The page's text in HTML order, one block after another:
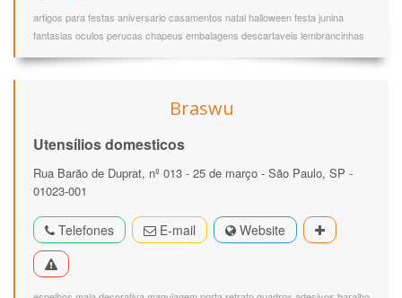
artigos para festas aniversario casamentos natal halloween festa junina
fantasias oculos perucas chapeus embalagens descartaveis lembrancinhas
Braswu
Utensílios domesticos
Rua Barão de Duprat, nº 013 - 25 de março - São Paulo, SP -
01023-001
Telefones E-mail Website